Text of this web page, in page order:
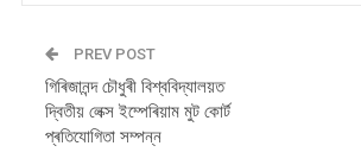
PREV POST
গিৰিজানন্দ চৌধুৰী বিশ্ববিদ্যালয়ত
দ্বিতীয় লেক্স ইম্পেৰিয়াম মুট কোৰ্ট
প্ৰতিযোগিতা সম্পন্ন